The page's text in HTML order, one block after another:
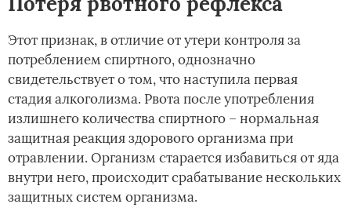
Этот признак, в отличие от утери контроля за
потреблением спиртного, однозначно
свидетельствует о том, что наступила первая
стадия алкоголизма. Рвота после употребления
излишнего количества спиртного – нормальная
защитная реакция здорового организма при
отравлении. Организм старается избавиться от яда
внутри него, происходит срабатывание нескольких
защитных систем организма.­